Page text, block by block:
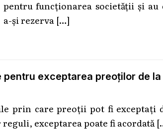
pentru funcționarea societății și
a-și rezerva […]
exceptarea preoților de
prin care preoții pot fi exceptați
exceptarea poate fi acordată